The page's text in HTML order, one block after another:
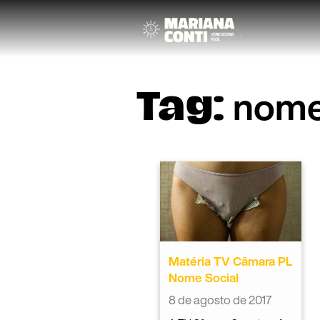
Tag:
Matéria TV Câmara PL
Nome Social
8 de agosto de 2017